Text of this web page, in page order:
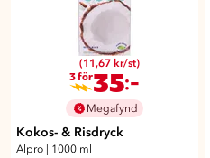
(11,67 kr/st)
3 för35:-
Megafynd
Kokos- & Risdryck
Alpro 1000 ml